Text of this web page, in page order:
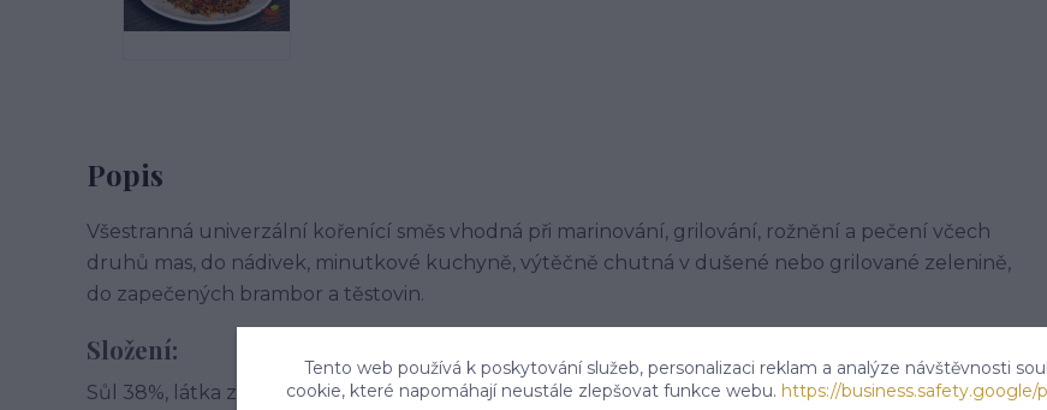
Popis
Všestranná univerzální kořenící směs vhodná při marinování, grilování, rožnění a pečení včech
druhů mas, do nádivek, minutkové kuchyně, výtěčně chutná v dušené nebo grilované zelenině,
do zapečených brambor a těstovin.
Složení:
Sůl 38%, látka zvýrazňující chuť a vůni: glutamát sodný (E621), paprika sladká, pepř černý, mrkev,
Tento web používá k poskytování služeb, personalizaci reklam a analýze návštěvnosti
cookie, které napomáhají neustále zlepšovat funkce webu. https://business.safety.google/